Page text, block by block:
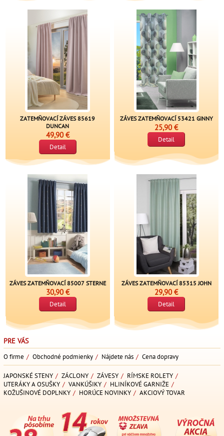
ZATEMŇOVACÍ ZÁVES 85619
DUNCAN
49,90 €
Detail
ZÁVES ZATEMŇOVACÍ 53421 GINNY
25,90 €
Detail
ZÁVES ZATEMŇOVACÍ 85007 STERNE
30,90 €
Detail
ZÁVES ZATEMŇOVACÍ 85315 JOHN
29,90 €
Detail
PRE VÁS
O firme / Obchodné podmienky / Nájdete nás / Cena dopravy
JAPONSKÉ STENY / ZÁCLONY / ZÁVESY / RÍMSKE ROLETY /
UTERÁKY A OSUŠKY / VANKÚŠIKY / HLINÍKOVÉ GARNIŽE /
KOŽUŠINOVÉ DOPLNKY / HORÚCE NOVINKY / AKCIOVÝ TOVAR